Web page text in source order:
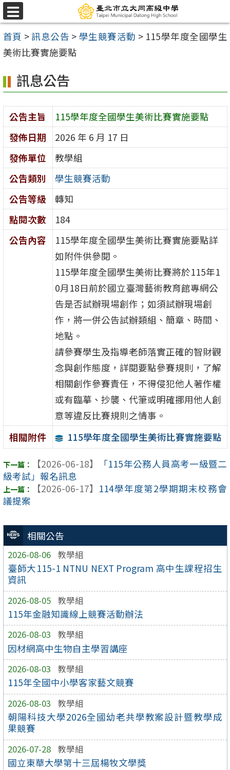
跳
至
主
要
容
區
選
單
首頁 >訊息公告 > 學生競賽活動 > 115學年度全國學生
美術比賽實施要點
相關公告
2026-08-06 教學組
臺師大115-1 NTNU NEXT Program 高中生課程招生
資訊
2026-08-05 教學組
115年金融知識線上競賽活動辦法
2026-08-03 教學組
因材網高中生物自主學習講座
2026-08-03 教學組
115年全國中小學客家藝文競賽
2026-08-03 教學組
朝陽科技大學2026全國幼老共學教案設計暨教學成
果競賽
2026-07-28 教學組
國立東華大學第十三屆楊牧文學獎
訊息公告
公告主旨
115學年度全國學生美術比賽實施要點
發佈日期
2026 年 6 月 17 日
發佈單位
教學組
公告類別
學生競賽活動
公告等級
轉知
點閱次數
184
公告內容
115學年度全國學生美術比賽實施要點詳
如附件供參閱。
115學年度全國學生美術比賽將於115年1
0月18日前於國立臺灣藝術教育館專網公
告是否試辦現場創作；如須試辦現場創
作，將一併公告試辦類組、簡章、時間、
地點。
請參賽學生及指導老師落實正確的智財觀
念與創作態度，詳閱要點參賽規則，了解
相關創作參賽責任，不得侵犯他人著作權
或有臨摹、抄襲、代筆或明確挪用他人創
意等違反比賽規則之情事。
相關附件
115學年度全國學生美術比賽實施要點
【2026-06-18】
「115年公務人員高考一級暨二
級考試」報名訊息
【2026-06-17】 114學年度第2學期期末校務會
議提案